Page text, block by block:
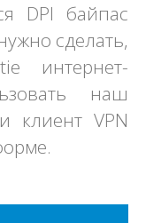
DPI байпас
сделать,
интернет-
наш
клиент VPN